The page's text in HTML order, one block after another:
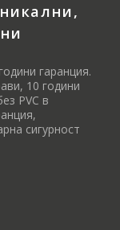
гаранция.
10 години
PVC в
сигурност